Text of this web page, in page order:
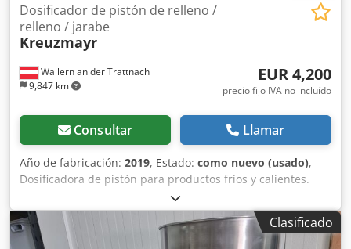
Wallern an der Trattnach
9,847 km
Dosificador de pistón de relleno /
relleno / jarabe
Kreuzmayr
EUR 4,200
precio fijo IVA no incluído
Consultar Llamar
Año de fabricación: 2019, Estado: como nuevo (usado),
Dosificadora de pistón para productos fríos y calientes.
Dcedpfoflc E Aex Afpok Volumen de llenado: 50-1000 ml.
Clasificado